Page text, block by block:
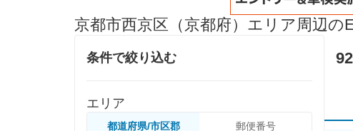
京都市西京区（京都府）エリア周辺の
条件で絞り込む
エリア
都道府県/市区郡 郵便番号